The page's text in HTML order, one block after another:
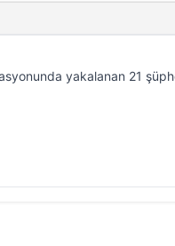
yakalanan 21